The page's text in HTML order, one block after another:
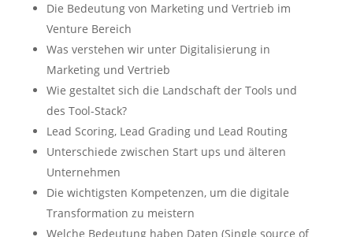
Die Bedeutung von Marketing und Vertrieb im
Venture Bereich
Was verstehen wir unter Digitalisierung in
Marketing und Vertrieb
Wie gestaltet sich die Landschaft der Tools und
des Tool-Stack?
Lead Scoring, Lead Grading und Lead Routing
Unterschiede zwischen Start ups und älteren
Unternehmen
Die wichtigsten Kompetenzen, um die digitale
Transformation zu meistern
Welche Bedeutung haben Daten (Single source of